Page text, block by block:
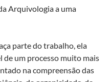
Arquivologia a uma
parte do trabalho, ela
de um processo muito mais
na compreensão das